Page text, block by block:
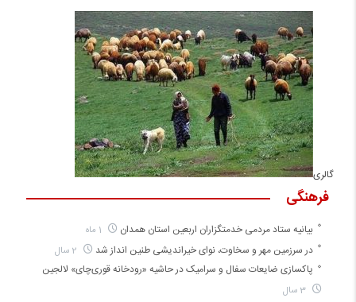
گالری
فرهنگی
بیانیه ستاد مردمی خدمتگزاران اربعین استان همدان
در سرزمین مهر و سخاوت، نوای خیراندیشی طنین انداز شد
پاکسازی ضایعات سفال و سرامیک در حاشیه «رودخانه قوری‌چای» لالجین
3 سال